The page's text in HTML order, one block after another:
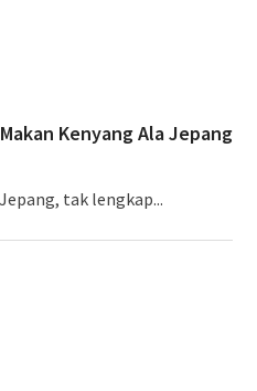
Kenyang Ala Jepang
tak lengkap...